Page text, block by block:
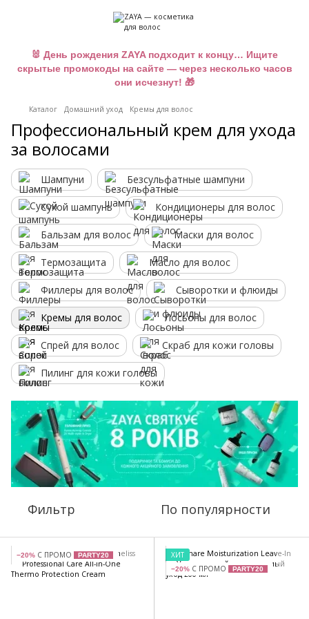
🐰 День рождения ZAYA подходит к концу… Ищите
скрытые промокоды на сайте — через несколько часов
они исчезнут! 🎁
Каталог Домашний уход Кремы для волос
Профессиональный крем для ухода
за волосами
Шампуни Безсульфатные шампуни
Сухой шампунь Кондиционеры для волос
Бальзам для волос Маски для волос
Термозащита Масло для волос
Филлеры для волос Сыворотки и флюиды
Кремы для волос Лосьоны для волос
Спрей для волос Скраб для кожи головы
Пилинг для кожи головы
Фильтр По популярности
−20% С ПРОМО PARTY20 ХИТ
−20% С ПРОМО PARTY20